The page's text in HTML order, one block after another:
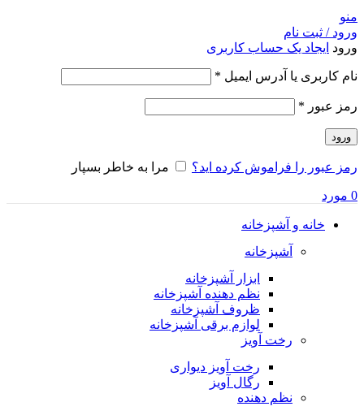
منو
ورود / ثبت نام
ورود ایجاد یک حساب کاربری
نام کاربری یا آدرس ایمیل *
رمز عبور *
ورود
رمز عبور را فراموش کرده اید؟ مرا به خاطر بسپار
0 مورد
خانه و آشپزخانه
آشپزخانه
ابزار آشپزخانه
نظم دهنده آشپزخانه
ظروف آشپزخانه
لوازم برقی آشپزخانه
رخت آویز
رخت آویز دیواری
رگال آویز
نظم دهنده